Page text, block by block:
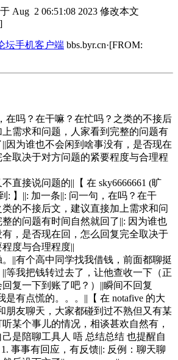
Aug 2 06:51:08 2023 修改本文
坛手机客户端 bbs.byr.cn·[FROM:
在吗？在干嘛？在忙吗？之类的不接后
需求和问题，人家看到完整的问题有
因为谁也不会闲到啥事没有，是否现在
取决于对方问题的紧要程度与合理程
直接说问题的||【 在 sky6666661 (旷
: 】||: 加一条||: 问一句，在吗？在干
的不接后文，建议直接加上需求和问
的问题有时间自然就回了||: 因为谁也
，是否现在回，怎么回复完全取决于
度与合理程度||
||有个高中同学找我借钱，前面都聊挺
等我把钱转过去了，让他查收一下（正
复一下到账了吧？）||瞬间不回复
是有点慌的。。。||【 在 notafive 的大
朋友聊天，大家都碰到过不熟但又有某
某个事儿的情况，相谈甚欢自然有，
是陪聊工具人 唔 总结总结 也提醒自
事事有回应，有反馈||: 反例：聊天聊